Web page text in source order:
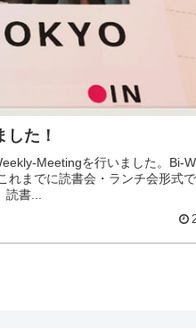
た！
Meetingを行いました。Bi-
れまでに読書会・ランチ会形式
書...